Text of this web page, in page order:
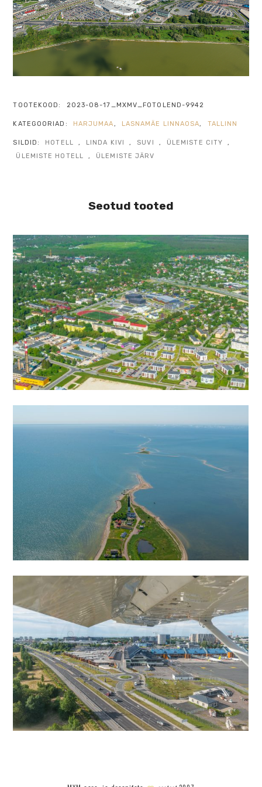
TOOTEKOOD: 2023-08-17_MXMV_FOTOLEND-9942
KATEGOORIAD: HARJUMAA, LASNAMÄE LINNAOSA, TALLINN
SILDID: HOTELL , LINDA KIVI , SUVI , ÜLEMISTE CITY
,
ÜLEMISTE HOTELL
, ÜLEMISTE JÄRV
Seotud tooted